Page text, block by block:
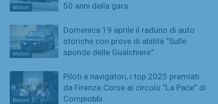
Motori
50 anni della gara
Motori
Domenica 19 aprile il raduno di auto
storiche con prove di abilità “Sulle
sponde delle Gualchiere”
Motori
Piloti e navigatori, i top 2025 premiati
da Firenze Corse al circolo “La Pace” di
Compiobbi